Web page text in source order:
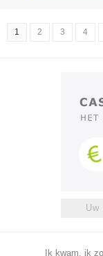
1 2 3 4
Ik kwam, ik